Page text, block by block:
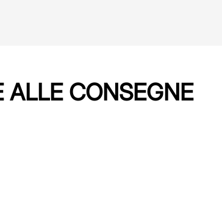
CONSEGNE